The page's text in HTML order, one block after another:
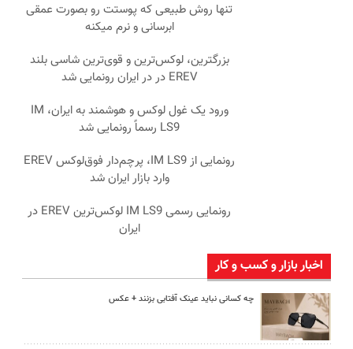
تنها روش طبیعی که پوستت رو بصورت عمقی
ابرسانی و نرم میکنه
بزرگترین، لوکس‌ترین و قوی‌ترین شاسی بلند
EREV در در ایران رونمایی شد
ورود یک غول لوکس و هوشمند به ایران، IM
LS9 رسماً رونمایی شد
رونمایی از IM LS9، پرچم‌دار فوق‌لوکس EREV
وارد بازار ایران شد
رونمایی رسمی IM LS9 لوکس‌ترین EREV در
ایران
اخبار بازار و کسب و کار
چه کسانی نباید عینک آفتابی بزنند + عکس